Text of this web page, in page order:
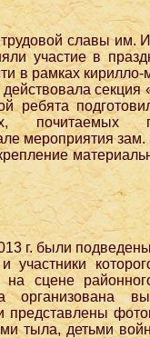
славы им.
участие в
в рамках
секция
ребята
почитаемых
мероприятия
г. были
участники
сцене
тыла, детьми